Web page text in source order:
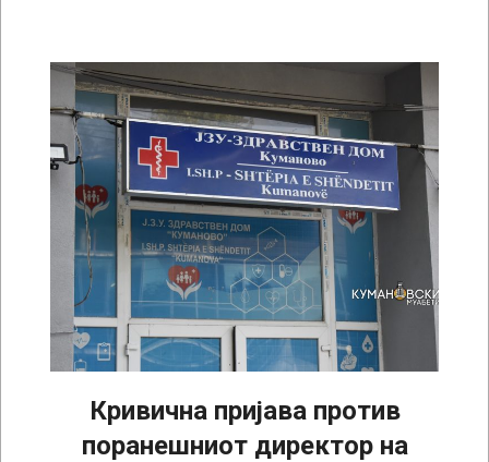
Кривична пријава против
поранешниот директор на